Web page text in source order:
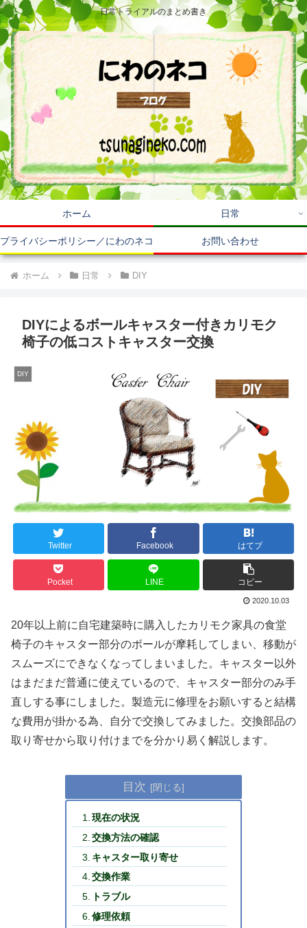
日常トライアルのまとめ書き
ホーム 日常
プライバシーポリシー／にわのネコ お問い合わせ
ホーム 日常 DIY
DIYによるボールキャスター付きカリモク
椅子の低コストキャスター交換
DIY
Twitter Facebook はてブ
Pocket LINE コピー
2020.10.03
20年以上前に自宅建築時に購入したカリモク家具の食堂
椅子のキャスター部分のボールが摩耗してしまい、移動が
スムーズにできなくなってしまいました。キャスター以外
はまだまだ普通に使えているので、キャスター部分のみ手
直しする事にしました。製造元に修理をお願いすると結構
な費用が掛かる為、自分で交換してみました。交換部品の
取り寄せから取り付けまでを分かり易く解説します。
目次
現在の状況
交換方法の確認
キャスター取り寄せ
交換作業
トラブル
修理依頼